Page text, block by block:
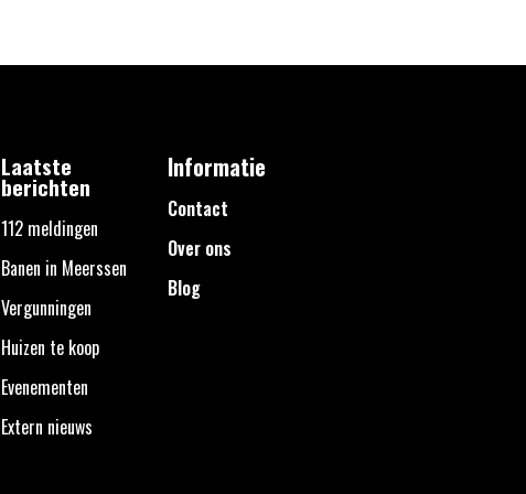
Laatste
berichten
112 meldingen
Banen in Meerssen
Vergunningen
Huizen te koop
Evenementen
Extern nieuws
Informatie
Contact
Over ons
Blog